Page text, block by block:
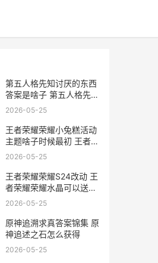
第五人格先知讨厌的东西
答案是啥子 第五人格先知
攻略技巧
2026-05-25
王者荣耀荣耀小兔糕活动
主题啥子时候最初 王者荣
耀荣耀小乔称号怎么获得
2026-05-25
王者荣耀荣耀S24改动 王
者荣耀荣耀水晶可以送人
吗
2026-05-25
原神追溯求真答案锦集 原
神追述之石怎么获得
2026-05-25